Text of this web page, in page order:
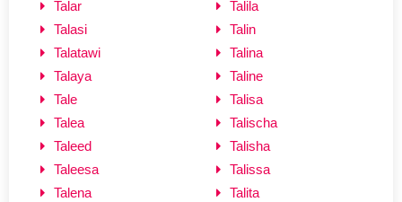
Talar
Talasi
Talatawi
Talaya
Tale
Talea
Taleed
Taleesa
Talena
Talila
Talin
Talina
Taline
Talisa
Talischa
Talisha
Talissa
Talita